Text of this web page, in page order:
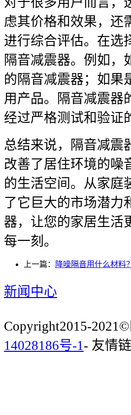
虑其价格和效果，还
进行综合评估。在选
隔音减震器。例如，
的隔音减震器；如果
用产品。隔音减震器
经过严格测试和验证
总结来说，隔音减震
改善了居住环境的噪
的生活空间。从家庭
了它巨大的市场潜力
器，让您的家居生活
每一刻。
上一篇：
降噪隔音用什么材料
新闻中心
Copyright2015-
14028186号-1 - 友情链